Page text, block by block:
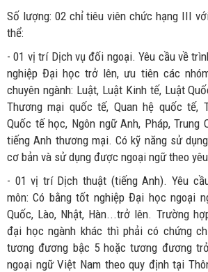
Số lượng: 02 chỉ tiêu viên chức hạng III
thể:
- 01 vị trí Dịch vụ đối ngoại. Yêu cầu về
nghiệp Đại học trở lên, ưu tiên các
chuyên ngành: Luật, Luật Kinh tế, Luật
Thương mại quốc tế, Quan hệ quốc tế,
Quốc tế học, Ngôn ngữ Anh, Pháp, Trung
tiếng Anh thương mại. Có kỹ năng sử
cơ bản và sử dụng được ngoại ngữ theo
- 01 vị trí Dịch thuật (tiếng Anh). Yêu
môn: Có bằng tốt nghiệp Đại học ngoại
Quốc, Lào, Nhật, Hàn...trở lên. Trường
đại học ngành khác thì phải có chứng
tương đương bậc 5 hoặc tương đương
ngoại ngữ Việt Nam theo quy định tại